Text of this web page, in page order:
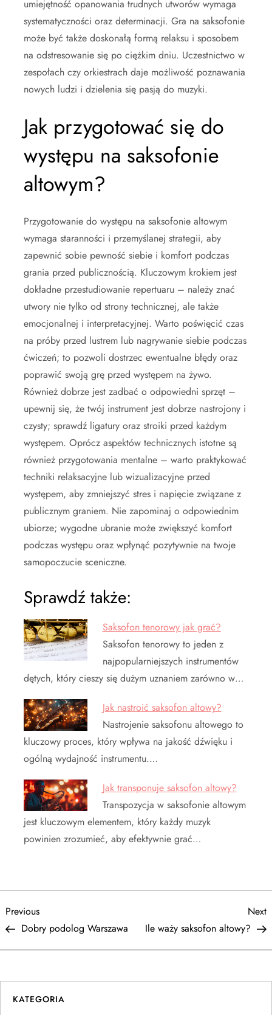
umiejętność opanowania trudnych utworów wymaga
systematyczności oraz determinacji. Gra na saksofonie
może być także doskonałą formą relaksu i sposobem
na odstresowanie się po ciężkim dniu. Uczestnictwo w
zespołach czy orkiestrach daje możliwość poznawania
nowych ludzi i dzielenia się pasją do muzyki.
Jak przygotować się do
występu na saksofonie
altowym?
Przygotowanie do występu na saksofonie altowym
wymaga staranności i przemyślanej strategii, aby
zapewnić sobie pewność siebie i komfort podczas
grania przed publicznością. Kluczowym krokiem jest
dokładne przestudiowanie repertuaru – należy znać
utwory nie tylko od strony technicznej, ale także
emocjonalnej i interpretacyjnej. Warto poświęcić czas
na próby przed lustrem lub nagrywanie siebie podczas
ćwiczeń; to pozwoli dostrzec ewentualne błędy oraz
poprawić swoją grę przed występem na żywo.
Również dobrze jest zadbać o odpowiedni sprzęt –
upewnij się, że twój instrument jest dobrze nastrojony i
czysty; sprawdź ligatury oraz stroiki przed każdym
występem. Oprócz aspektów technicznych istotne są
również przygotowania mentalne – warto praktykować
techniki relaksacyjne lub wizualizacyjne przed
występem, aby zmniejszyć stres i napięcie związane z
publicznym graniem. Nie zapominaj o odpowiednim
ubiorze; wygodne ubranie może zwiększyć komfort
podczas występu oraz wpłynąć pozytywnie na twoje
samopoczucie sceniczne.
Sprawdź także:
Saksofon tenorowy jak grać?
Saksofon tenorowy to jeden z
najpopularniejszych instrumentów
dętych, który cieszy się dużym uznaniem zarówno w…
Jak nastroić saksofon altowy?
Nastrojenie saksofonu altowego to
kluczowy proces, który wpływa na jakość dźwięku i
ogólną wydajność instrumentu.…
Jak transponuje saksofon altowy?
Transpozycja w saksofonie altowym
jest kluczowym elementem, który każdy muzyk
powinien zrozumieć, aby efektywnie grać…
N
a
w
Previous
Post
Previous
Dobry podolog Warszawa
Next
Ile waży saksofon altowy?
KATEGORIA